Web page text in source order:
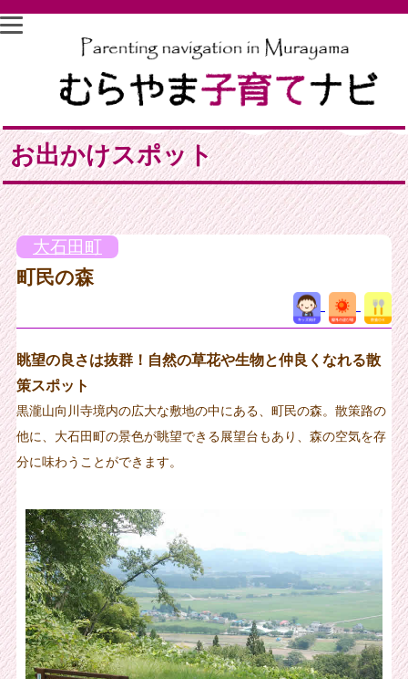
お出かけスポット
大石田町
町民の森
眺望の良さは抜群！自然の草花や生物と仲良くなれる散
策スポット
黒瀧山向川寺境内の広大な敷地の中にある、町民の森。散策路の
他に、大石田町の景色が眺望できる展望台もあり、森の空気を存
分に味わうことができます。